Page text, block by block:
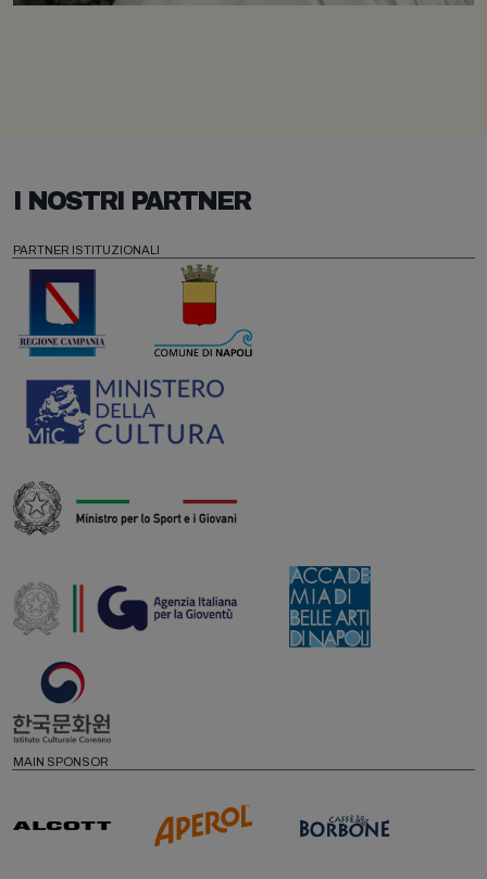
I NOSTRI PARTNER
PARTNER ISTITUZIONALI
MAIN SPONSOR